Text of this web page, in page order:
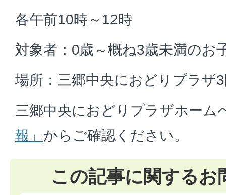
各午前10時～12時
対象者：0歳～概ね3歳未満のお
場所：三郷中央におどりプラザ
三郷中央におどりプラザホーム
報」 からご確認ください。
この記事に関するお